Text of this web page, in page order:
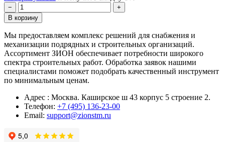
−
+
В корзину
Мы предоставляем комплекс решений для снабжения и
механизации подрядных и строительных организаций.
Ассортимент ЗИОН обеспечивает потребности широкого
спектра строительных работ. Обработка заявок нашими
специалистами поможет подобрать качественный инструмент
по минимальным ценам.
Адрес : Москва. Каширское ш 43 корпус 5 строение 2.
Телефон: +7 (495) 136-23-00
Email: support@zionstm.ru